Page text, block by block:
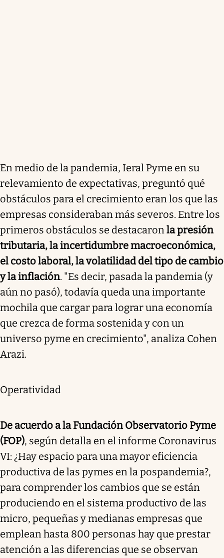
En medio de la pandemia, Ieral Pyme en su
relevamiento de expectativas, preguntó qué
obstáculos para el crecimiento eran los que las
empresas consideraban más severos. Entre los
primeros obstáculos se destacaronla presión
tributaria, la incertidumbre macroeconómica,
el costo laboral, la volatilidad del tipo de cambio
y la inflación. "Es decir, pasada la pandemia (y
aún no pasó), todavía queda una importante
mochila que cargar para lograr una economía
que crezca de forma sostenida y con un
universo pyme en crecimiento", analiza Cohen
Arazi.
Operatividad
De acuerdo a la Fundación Observatorio Pyme
(FOP), según detalla en el informe Coronavirus
VI: ¿Hay espacio para una mayor eficiencia
productiva de las pymes en la pospandemia?,
para comprender los cambios que se están
produciendo en el sistema productivo de las
micro, pequeñas y medianas empresas que
emplean hasta 800 personas hay que prestar
atención a las diferencias que se observan